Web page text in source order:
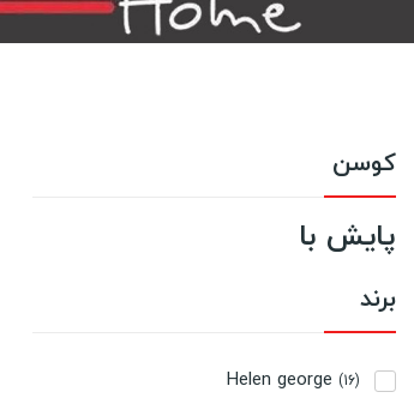
کوسن
پایش با
برند
Helen george (16)